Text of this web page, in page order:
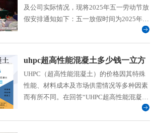
及公司实际情况，现将2025年五一劳动节放
假安排通知如下：五一放假时间为2025年5
月1日(星期四)至5日（星期一）放假共5天，
2025年5月6日(周二)上班。
uhpc超高性能混凝土多少钱一立方
UHPC（超高性能混凝土）的价格因其特殊
性能、材料成本及市场供需情况等多种因素
而有所不同。在回答“UHPC超高性能混凝土